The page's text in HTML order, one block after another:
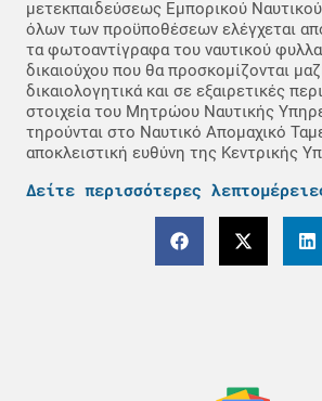
μετεκπαιδεύσεως Εμπορικού
όλων των προϋποθέσεων ελέγχεται
τα φωτοαντίγραφα του ναυτικού
δικαιούχου που θα προσκομίζονται
δικαιολογητικά και σε εξαιρετικές
στοιχεία του Μητρώου Ναυτικής
τηρούνται στο Ναυτικό Απομαχικό
αποκλειστική ευθύνη της Κεντρικής
Δείτε περισσότερες